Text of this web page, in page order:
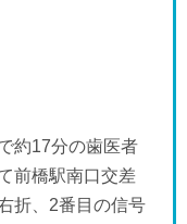
約17分の歯医者
前橋駅南口交差
折、2番目の信号